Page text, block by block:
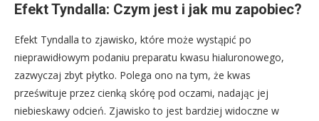
Efekt Tyndalla: Czym jest i jak mu zapobiec?
Efekt Tyndalla to zjawisko, które może wystąpić po
nieprawidłowym podaniu preparatu kwasu hialuronowego,
zazwyczaj zbyt płytko. Polega ono na tym, że kwas
prześwituje przez cienką skórę pod oczami, nadając jej
niebieskawy odcień. Zjawisko to jest bardziej widoczne w